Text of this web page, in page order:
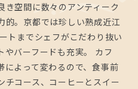
き空間に数々のアンティーク
的。京都では珍しい熟成近江
トまでシェフがこだわり抜い
やバーフードも充実。 カフ
によって変わるので、食事前
チコース、コーヒーとスイー